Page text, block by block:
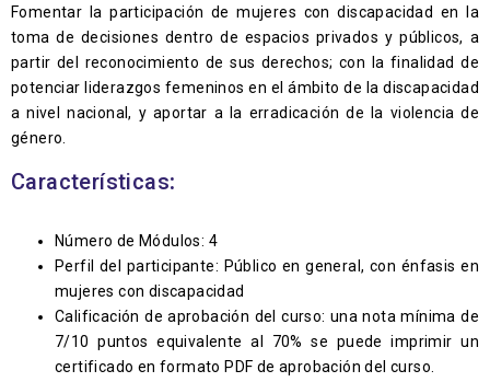
Fomentar la participación de mujeres con discapacidad en la
toma de decisiones dentro de espacios privados y públicos, a
partir del reconocimiento de sus derechos; con la finalidad de
potenciar liderazgos femeninos en el ámbito de la discapacidad
a nivel nacional, y aportar a la erradicación de la violencia de
género.
Características:
Número de Módulos: 4
Perfil del participante: Público en general, con énfasis en
mujeres con discapacidad
Calificación de aprobación del curso: una nota mínima de
7/10 puntos equivalente al 70% se puede imprimir un
certificado en formato PDF de aprobación del curso.